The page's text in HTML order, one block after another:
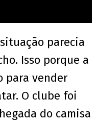
parecia
Isso porque a
para vender
O clube foi
do camisa